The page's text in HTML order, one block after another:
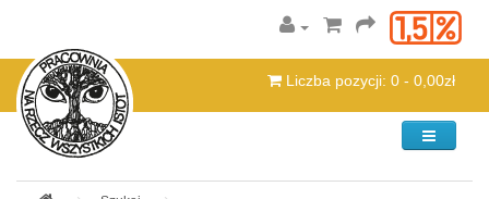
Liczba pozycji: 0 - 0,00zł
Kategorie